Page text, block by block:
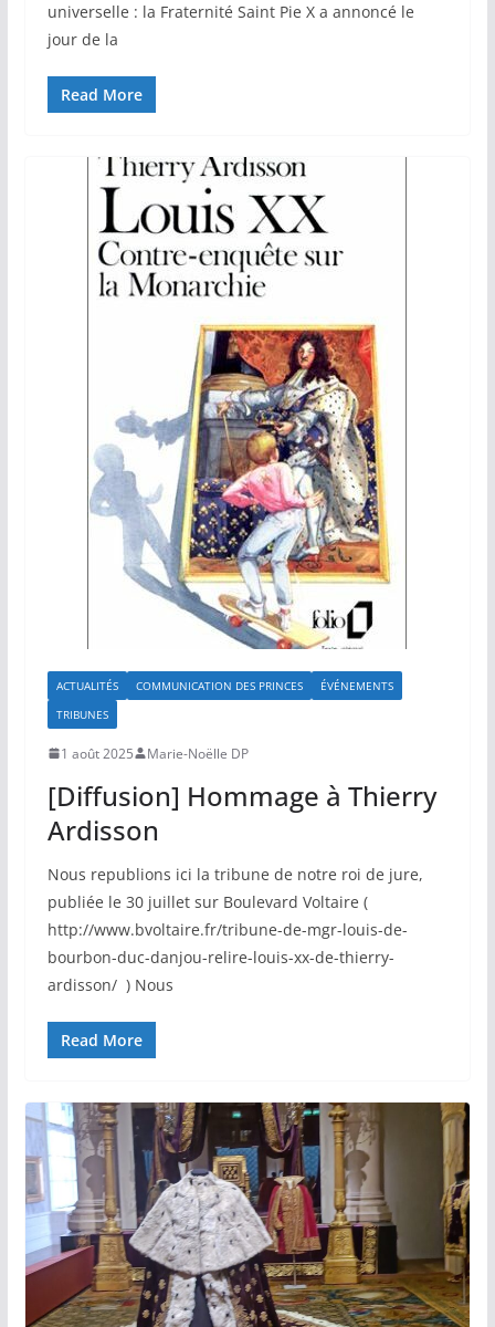
universelle : la Fraternité Saint Pie X a annoncé le
jour de la
Read More
ACTUALITÉS COMMUNICATION DES PRINCES
ÉVÉNEMENTS
TRIBUNES
1 août 2025 Marie-Noëlle DP
[Diffusion] Hommage à Thierry
Ardisson
Nous republions ici la tribune de notre roi de jure,
publiée le 30 juillet sur Boulevard Voltaire (
http://www.bvoltaire.fr/tribune-de-mgr-louis-de-
bourbon-duc-danjou-relire-louis-xx-de-thierry-
ardisson/ ) Nous
Read More